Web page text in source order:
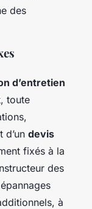
des
d’entretien
toute
d’un devis
fixés à la
des
à